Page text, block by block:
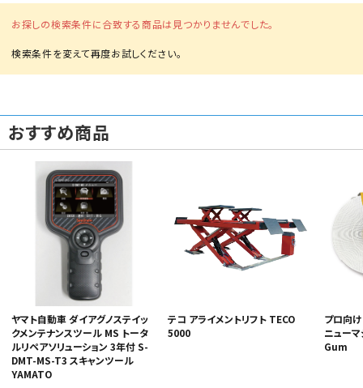
お探しの検索条件に合致する商品は見つかりませんでした。
おすすめ商品
ヤマト自動車 ダイアグノステイッ
クメンテナンスツール MS トータ
ルリペアソリューション 3年付 S-
DMT-MS-T3 スキャンツール
YAMATO
テコ アライメントリフト TECO
5000
プロ向
ニュー
Gum